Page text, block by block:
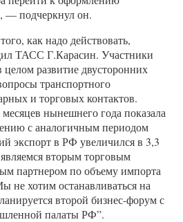
— подчеркнул он.
как надо действовать,
ТАСС Г.Карасин. Участники
развитие двусторонних
транспортного
и торговых контактов.
нынешнего года показала
с аналогичным периодом
экспорт в РФ увеличился в 3,3
вторым торговым
партнером по объему импорта
не хотим останавливаться на
второй бизнес-форум с
палаты РФ”.